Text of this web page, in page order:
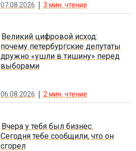
07.08.2026 3 мин. чтение
Великий цифровой исход:
почему петербургские депутаты
дружно «ушли в тишину» перед
выборами
06.08.2026 2мин. чтение
Вчера у тебя был бизнес.
Сегодня тебе сообщили, что он
сгорел